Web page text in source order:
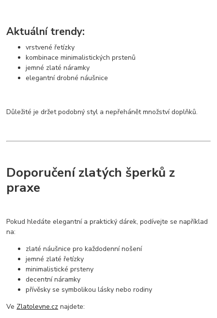
Aktuální trendy:
vrstvené řetízky
kombinace minimalistických prstenů
jemné zlaté náramky
elegantní drobné náušnice
Důležité je držet podobný styl a nepřehánět množství doplňků.
Doporučení zlatých šperků z
praxe
Pokud hledáte elegantní a praktický dárek, podívejte se například
na:
zlaté náušnice pro každodenní nošení
jemné zlaté řetízky
minimalistické prsteny
decentní náramky
přívěsky se symbolikou lásky nebo rodiny
Ve Zlatolevne.cz najdete: